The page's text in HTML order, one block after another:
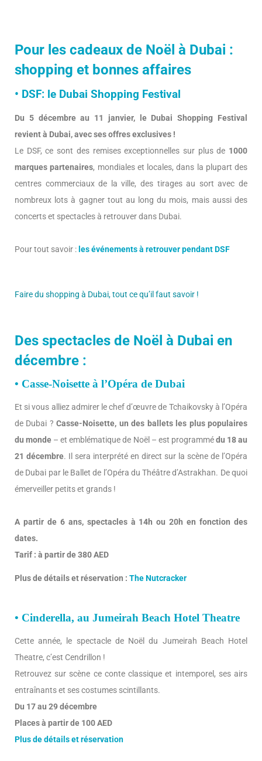
Pour les cadeaux de Noël à Dubai :
shopping et bonnes affaires
• DSF: le Dubai Shopping Festival
Du 5 décembre au 11 janvier, le Dubai Shopping Festival
revient à Dubai, avec ses offres exclusives !
Le DSF, ce sont des remises exceptionnelles sur plus de 1000
marques partenaires, mondiales et locales, dans la plupart des
centres commerciaux de la ville, des tirages au sort avec de
nombreux lots à gagner tout au long du mois, mais aussi des
concerts et spectacles à retrouver dans Dubai.
Pour tout savoir : les événements à retrouver pendant DSF
Faire du shopping à Dubai, tout ce qu’il faut savoir !
Des spectacles de Noël à Dubai en
décembre :
• Casse-Noisette à l’Opéra de Dubai
Et si vous alliez admirer le chef d’œuvre de Tchaikovsky à l’Opéra
de Dubai ?Casse-Noisette, un des ballets les plus populaires
du monde – et emblématique de Noël – est programmédu 18 au
21 décembre. Il sera interprété en direct sur la scène de l’Opéra
de Dubai par le Ballet de l’Opéra du Théâtre d’Astrakhan. De quoi
émerveiller petits et grands !
A partir de 6 ans, spectacles à 14h ou 20h en fonction des
dates.
Tarif : à partir de 380 AED
Plus de détails et réservation : The Nutcracker
• Cinderella, au Jumeirah Beach Hotel Theatre
Cette année, le spectacle de Noël du Jumeirah Beach Hotel
Theatre, c’est Cendrillon !
Retrouvez sur scène ce conte classique et intemporel, ses airs
entraînants et ses costumes scintillants.
Du 17 au 29 décembre
Places à partir de 100 AED
Plus de détails et réservation